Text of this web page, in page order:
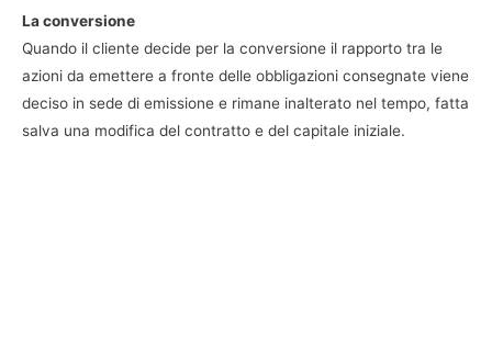
La conversione
Quando il cliente decide per la conversione il rapporto tra le
azioni da emettere a fronte delle obbligazioni consegnate viene
deciso in sede di emissione e rimane inalterato nel tempo, fatta
salva una modifica del contratto e del capitale iniziale.